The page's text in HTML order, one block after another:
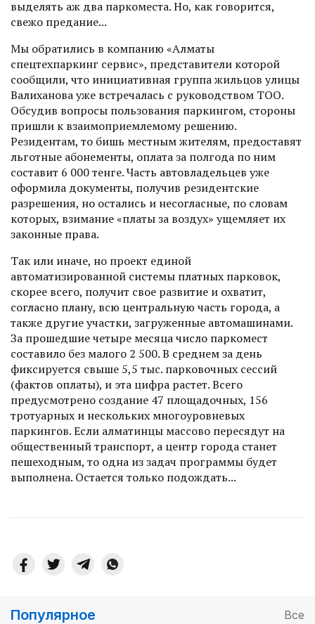
выделять аж два паркоместа. Но, как говорится,
свежо предание...
Мы обратились в компанию «Алматы
спецтехпаркинг сервис», представители которой
сообщили, что инициативная группа жильцов улицы
Валиханова уже встречалась с руководством ТОО.
Обсудив вопросы пользования паркингом, стороны
пришли к взаимоприемлемому решению.
Резидентам, то бишь местным жителям, предоставят
льготные абонементы, оплата за полгода по ним
составит 6 000 тенге. Часть авто­владельцев уже
оформила документы, получив резидентские
разрешения, но остались и несогласные, по словам
которых, взимание «платы за воздух» ущемляет их
законные права.
Так или иначе, но проект единой
автоматизированной системы платных парковок,
скорее всего, получит свое развитие и охватит,
согласно плану, всю центральную часть города, а
также другие участки, загруженные автомашинами.
За прошедшие четыре месяца число паркомест
составило без ­­­­ма­ло­­­го­ ­­2 500­. В среднем за день
фиксируется свыше 5,5 тыс. парковочных сессий
(фактов оплаты), и эта цифра растет. Всего
предусмотрено создание 47 площадочных, 156
тротуарных и нескольких многоуровневых
паркингов. Если алматинцы массово пересядут на
общественный транспорт, а центр города станет
пешеходным, то одна из задач программы будет
выполнена. Остается только подождать...
Популярное Все